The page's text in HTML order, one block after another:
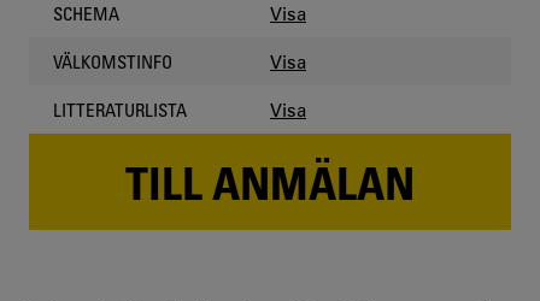
SCHEMA Visa
VÄLKOMSTINFO Visa
LITTERATURLISTA Visa
TILL ANMÄLAN